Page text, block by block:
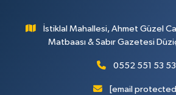
İstiklal Mahallesi, Ahmet Güzel
Matbaası & Sabır Gazetesi
0552 551 53 53
[email